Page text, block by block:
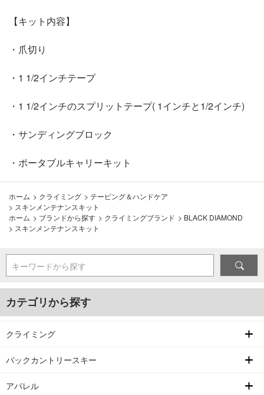
【キット内容】
・爪切り
・1 1/2インチテープ
・1 1/2インチのスプリットテープ( 1インチと1/2インチ)
・サンディングブロック
・ポータブルキャリーキット
ホーム > クライミング > テーピング＆ハンドケア
> スキンメンテナンスキット
ホーム > ブランドから探す > クライミングブランド > BLACK DIAMOND
> スキンメンテナンスキット
キーワードから探す
カテゴリから探す
クライミング
バックカントリースキー
アパレル